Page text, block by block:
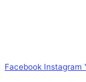
Facebook Instagram